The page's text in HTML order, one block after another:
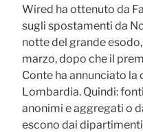
Wired ha ottenuto da
sugli spostamenti da
notte del grande esodo,
marzo, dopo che il
Conte ha annunciato la
Lombardia. Quindi:
anonimi e aggregati o
escono dai